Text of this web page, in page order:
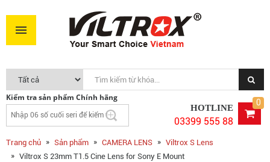
Kiểm tra sản phẩm Chính hãng
HOTLINE
03399 555 88
0
Viltrox S 23mm T1.5 Cine Lens for Sony E Mount
Trang chủ Sản phẩm CAMERA LENS
Viltrox S Lens
Viltrox S 23mm T1.5 Cine Lens for Sony E Mount